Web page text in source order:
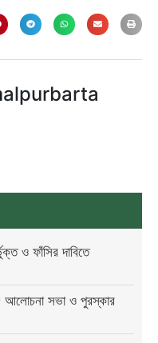
ও ফাঁসির দাবিতে
আলোচনা সভা ও পুরস্কার